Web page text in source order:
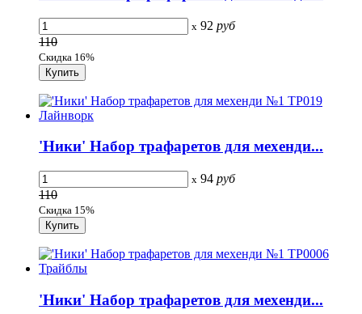
x 92 руб
110
Скидка 16%
'Ники' Набор трафаретов для мехенди...
x 94 руб
110
Скидка 15%
'Ники' Набор трафаретов для мехенди...